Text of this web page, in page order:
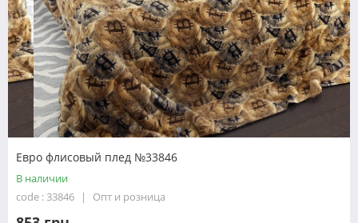
Евро флисовый плед №33846
В наличии
code : 33846
Опт и розница